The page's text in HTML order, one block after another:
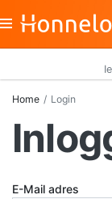
Home Login
E-Mail adres